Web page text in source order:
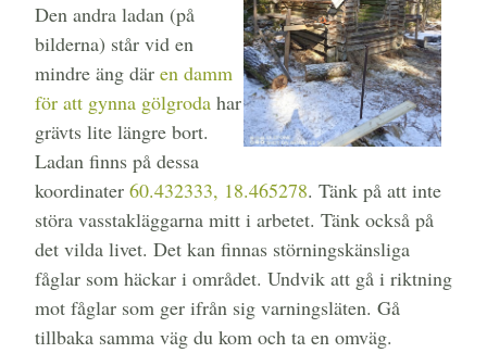
Den andra ladan (på
bilderna) står vid en
mindre äng där en damm
för att gynna gölgroda har
grävts lite längre bort.
Ladan finns på dessa
koordinater 60.432333, 18.465278. Tänk på att inte
störa vasstakläggarna mitt i arbetet. Tänk också på
det vilda livet. Det kan finnas störningskänsliga
fåglar som häckar i området. Undvik att gå i riktning
mot fåglar som ger ifrån sig varningsläten. Gå
tillbaka samma väg du kom och ta en omväg.